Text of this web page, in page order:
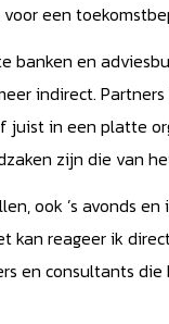
een
en
indirect.
juist in een platte
zijn die van
ook ’s avonds
kan reageer ik
en consultants die